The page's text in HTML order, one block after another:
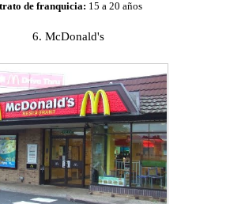
de franquicia: 15 a 20 años
6. McDonald's